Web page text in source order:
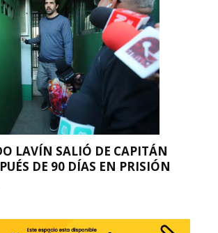
LAVÍN SALIÓ DE CAPITÁN
DE 90 DÍAS EN PRISIÓN